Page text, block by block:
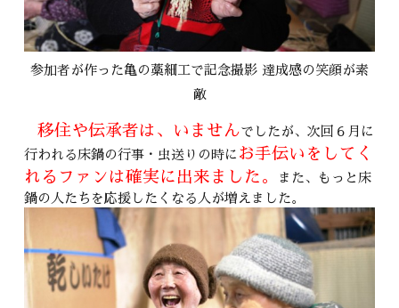
参加者が作った亀の藁細工で記念撮影 達成感の笑顔が素
敵
移住や伝承者は、いませんでしたが、次回６月に
行われる床鍋の行事・虫送りの時に お手伝いをしてく
れるファンは確実に出来ました。
また、もっと床
鍋の人たちを応援したくなる人が増えました。